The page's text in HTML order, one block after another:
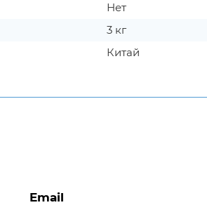
Нет
3 кг
Китай
Email